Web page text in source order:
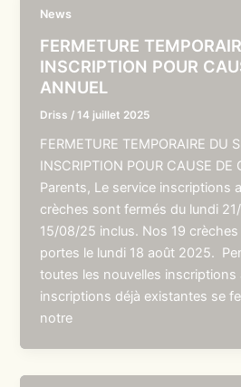
News
FERMETURE
INSCRIPTION POUR
ANNUEL
Driss /14 juillet 2025
FERMETURE TEMPORAIRE DU
INSCRIPTION POUR CAUSE
Parents, Le service inscriptions
crèches sont fermés du lundi
15/08/25 inclus. Nos 19
portes le lundi 18 août 2025.
toutes les nouvelles inscriptions
inscriptions déjà existantes se
notre